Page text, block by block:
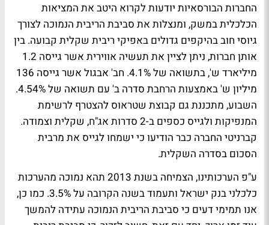
החברות הבורסאיות יודעות לקרוא היטב את המציאות
הכלכלית במשק, ומנצלות את סביבת הריבית הנמוכה לצורך
גיוסי חוב בהיקפים גדולים באפיקי ריבית שקלית קבועה. בין
אותן חברות, ניתן לציין את תעשיה אווירית אשר גייסה 1.2
מיליארד ש', בתשואה של 4.1%. חב' אבגול אשר גייסה 136
מיליון ש' באמצעות הרחבת סדרה ב' עם תשואה של 4.54%.
השבוע, מתכננת גם קבוצת שטראוס להצטרף לרשימת
המנפיקות ולגייס כספים ב-2 סדרות אג"ח, שקלית וצמודה.
קברניטי החברה כבר הודיעו כי ישמחו לגייס את מרבית
הסכום בסדרה השקלית.
ע"פ הערכותינו, הצמיחה בשנת 2013 תהא נמוכה מהערכות
כלכלני בנק ישראל ותעמוד בשנה הקרובה על 3.5%. כמו כן,
אנו תמימי דעים כי סביבת הריבית הנמוכה עתידה להמשך